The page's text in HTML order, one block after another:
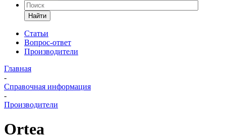
Найти
Статьи
Вопрос-ответ
Производители
Главная
-
Справочная информация
-
Производители
Ortea